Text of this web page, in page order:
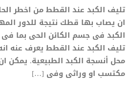
تليف الكبد عند القطط من اخطر
ان يصاب بها قطك نتيجة للدور
الكبد فى جسم الكائن الحى بما
تليف الكبد عند القطط يعرف عنه
محل أنسجة الكبد الطبيعية. يمكن
مكتسب او وراثى وفى […]